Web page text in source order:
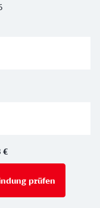
€
prüfen